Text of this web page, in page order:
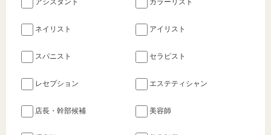
アシスタント カラーリスト
ネイリスト アイリスト
スパニスト セラピスト
レセプション エステティシャン
店長・幹部候補 美容師